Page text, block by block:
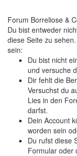
Forum Borreliose &
Du bist entweder
diese Seite zu
sein:
Du bist nicht
und versuche
Dir fehlt die
Versuchst du
Lies in den
darfst.
Dein Account
worden sein
Du rufst diese
Formular oder